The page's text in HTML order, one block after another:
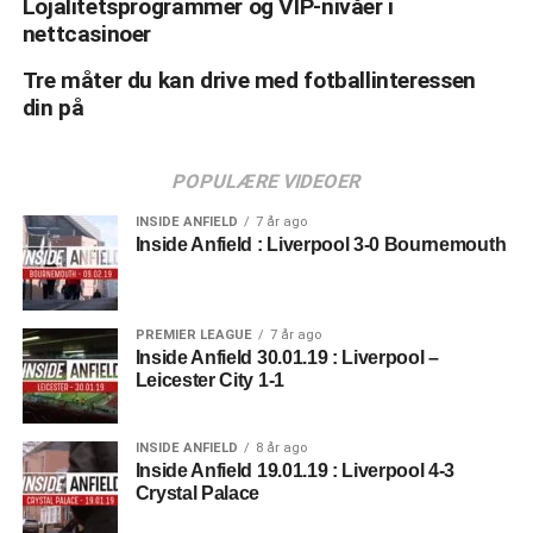
season – whether they
win the title or not.
That’s certain. And this
winnings per club if all
clubs stay in the same
position.
pic.twitter.com/VUTQd7tfkC
— Nick Harris
(@sportingintel)
2019
For opptil ti TV-kamper mottar lagene 12,5 millioner
Lojalitetsprogrammer og VIP-nivåer i
nettcasinoer
Tre måter du kan drive med fotballinteressen
din på
POPULÆRE VIDEOER
INSIDE ANFIELD 7 år ago
Inside Anfield : Liverpool 3-0 Bournemouth
PREMIER LEAGUE 7 år ago
Inside Anfield 30.01.19 : Liverpool –
Leicester City 1-1
INSIDE ANFIELD 8 år ago
Inside Anfield 19.01.19 : Liverpool 4-3
Crystal Palace